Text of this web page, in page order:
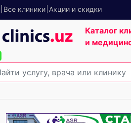
Все клиники Акции и скидки
Каталог
и